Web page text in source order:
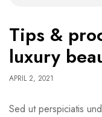
APRIL 2, 2021
Tips &
luxury
Sed ut perspiciatis